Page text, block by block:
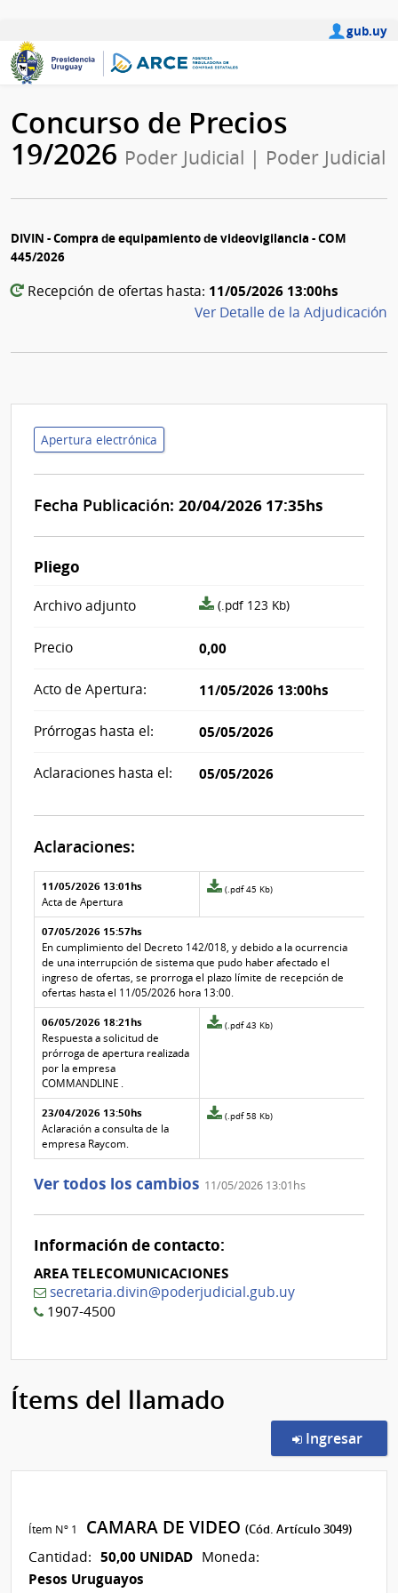
gub.uy
Concurso de Precios
19/2026 Poder Judicial | Poder Judicial
DIVIN - Compra de equipamiento de videovigilancia - COM
445/2026
Recepción de ofertas hasta: 11/05/2026 13:00hs
Ver Detalle de la Adjudicación
Apertura electrónica
Fecha Publicación: 20/04/2026 17:35hs
Pliego
Archivo adjunto
archivo
(.pdf 123 Kb)
Precio 0,00
Acto de Apertura: 11/05/2026 13:00hs
Prórrogas hasta el: 05/05/2026
Aclaraciones hasta el: 05/05/2026
Aclaraciones:
Aclaraciones del llamado
Fecha y
texto de
la
aclaración
Archivo
de la
aclaración
11/05/2026 13:01hs
Acta de Apertura
Archivo
de
aclaración
Nº
3
(.pdf 45 Kb)
07/05/2026 15:57hs
En cumplimiento del Decreto 142/018, y debido a la ocurrencia
de una interrupción de sistema que pudo haber afectado el
ingreso de ofertas, se prorroga el plazo límite de recepción de
ofertas hasta el 11/05/2026 hora 13:00.
06/05/2026 18:21hs
Respuesta a solicitud de
prórroga de apertura realizada
por la empresa
COMMANDLINE .
Archivo
Nº
1
(.pdf 43 Kb)
23/04/2026 13:50hs
Aclaración a consulta de la
empresa Raycom.
Archivo
la
Nº
(.pdf 58 Kb)
Ver todos los cambios 11/05/2026 13:01hs
Información de contacto:
AREA TELECOMUNICACIONES
secretaria.divin@poderjudicial.gub.uy
1907-4500
Ítems del llamado
Ingresar
Ítem Nº 1 CAMARA DE VIDEO(Cód. Artículo 3049)
Cantidad: 50,00 UNIDAD Moneda:
Pesos Uruguayos